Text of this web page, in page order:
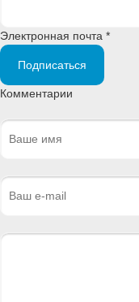
Электронная почта *
Подписаться
Комментарии